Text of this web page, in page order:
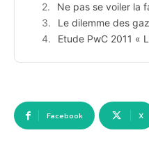
Ne pas se voiler la
Le dilemme des
Etude PwC 2011 «
Facebook X